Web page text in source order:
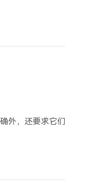
外，还要求它们